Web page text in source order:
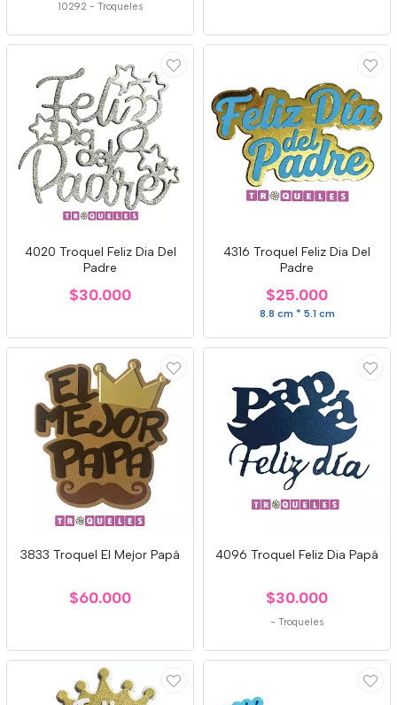
10292 - Troqueles
4020 Troquel Feliz Dia Del
Padre
$30.000
4316 Troquel Feliz Dia Del
Padre
$25.000
8.8 cm * 5.1 cm
3833 Troquel El Mejor Papá
$60.000
4096 Troquel Feliz Dia Papá
$30.000
- Troqueles